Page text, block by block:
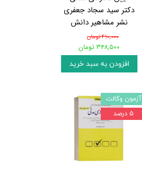
دکتر سید سجاد جعفری
نشر مشاهیر دانش
۴۱۰,۰۰۰ تومان
۳۴۸,۵۰۰ تومان
افزودن به سبد خرید
آزمون وکالت
۵ درصد